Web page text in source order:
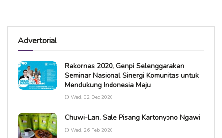
Advertorial
Rakornas 2020, Genpi Selenggarakan
Seminar Nasional Sinergi Komunitas untuk
Mendukung Indonesia Maju
Wed, 02 Dec 2020
Chuwi-Lan, Sale Pisang Kartonyono Ngawi
Wed, 26 Feb 2020